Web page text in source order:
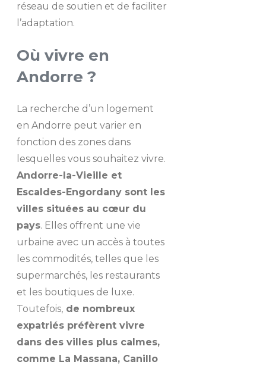
réseau de soutien et de faciliter
l’adaptation.
Où vivre en
Andorre ?
La recherche d’un logement
en Andorre peut varier en
fonction des zones dans
lesquelles vous souhaitez vivre.
Andorre-la-Vieille et
Escaldes-Engordany sont les
villes situées au cœur du
pays. Elles offrent une vie
urbaine avec un accès à toutes
les commodités, telles que les
supermarchés, les restaurants
et les boutiques de luxe.
Toutefois, de nombreux
expatriés préfèrent vivre
dans des villes plus calmes,
comme La Massana, Canillo